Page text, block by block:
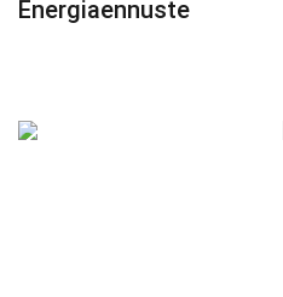
Energiaennuste